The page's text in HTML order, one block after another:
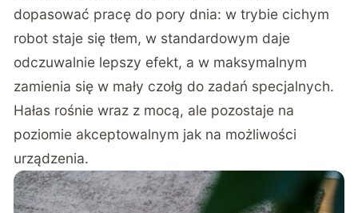
dopasować pracę do pory dnia: w trybie cichym
robot staje się tłem, w standardowym daje
odczuwalnie lepszy efekt, a w maksymalnym
zamienia się w mały czołg do zadań specjalnych.
Hałas rośnie wraz z mocą, ale pozostaje na
poziomie akceptowalnym jak na możliwości
urządzenia.